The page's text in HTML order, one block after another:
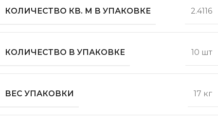
КОЛИЧЕСТВО КВ. М В УПАКОВКЕ 2.4116
КОЛИЧЕСТВО В УПАКОВКЕ 10 шт
ВЕС УПАКОВКИ 17 кг